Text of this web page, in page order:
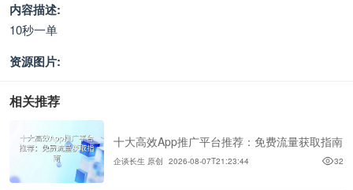
内容描述:
10秒一单
资源图片:
相关推荐
十大高效App推广平台推荐：免费流量获取指南
企谈长生 原创 2026-08-07T21:23:44 32